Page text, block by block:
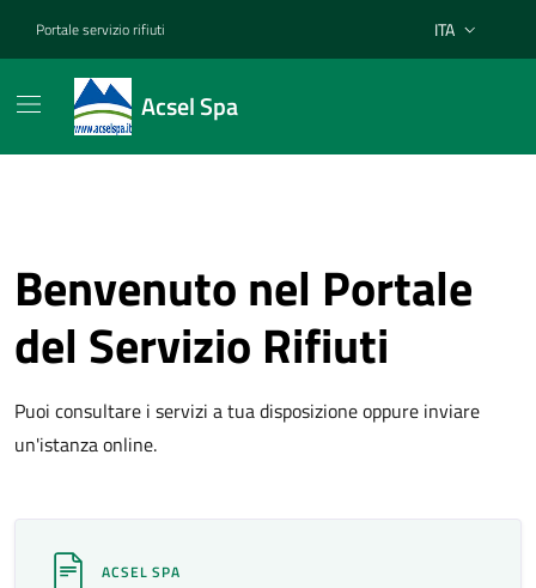
Portale servizio rifiuti Lingua attiva:
ITA
Acsel Spa
Benvenuto nel Portale
del Servizio Rifiuti
Puoi consultare i servizi a tua disposizione oppure inviare
un'istanza online.
ACSEL SPA